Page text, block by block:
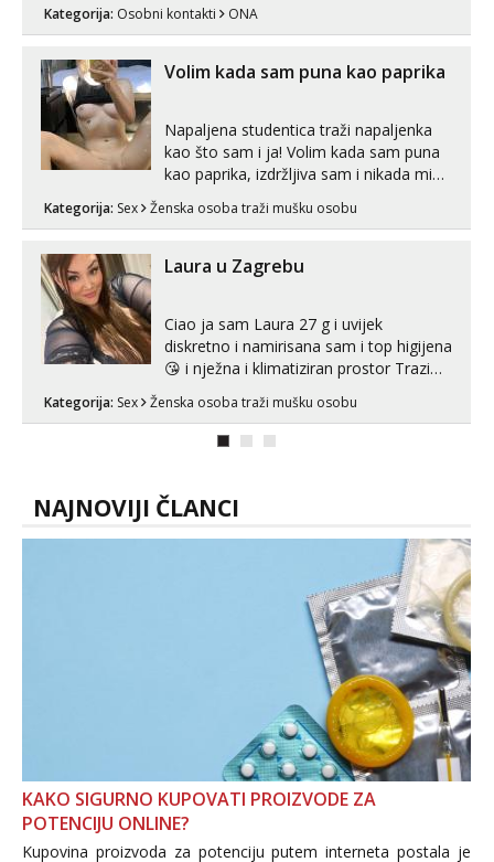
Telegram. +385 91 723 0045
Kategorija: Osobni kontakti ONA
Volim kada sam puna kao paprika
Napaljena studentica traži napaljenka
kao što sam i ja! Volim kada sam puna
kao paprika, izdržljiva sam i nikada mi
puta dnevno bilo kad i bilo gdje zato se
link ispod i nadji me tamo, cekam te!
Kategorija: Sex Ženska osoba traži mušku osobu
Laura u Zagrebu
Ciao ja sam Laura 27 g i uvijek
diskretno i namirisana sam i top higijena
😘 i nježna i klimatiziran prostor Trazim
Pusenje i gutanje sperme Erotsko rublje
imam uvijek Lizati me mozes i ljubiti po
Kategorija: Sex Ženska osoba traži mušku osobu
NAJNOVIJI ČLANCI
KAKO SIGURNO KUPOVATI PROIZVODE ZA
POTENCIJU ONLINE?
Kupovina proizvoda za potenciju putem interneta postala je